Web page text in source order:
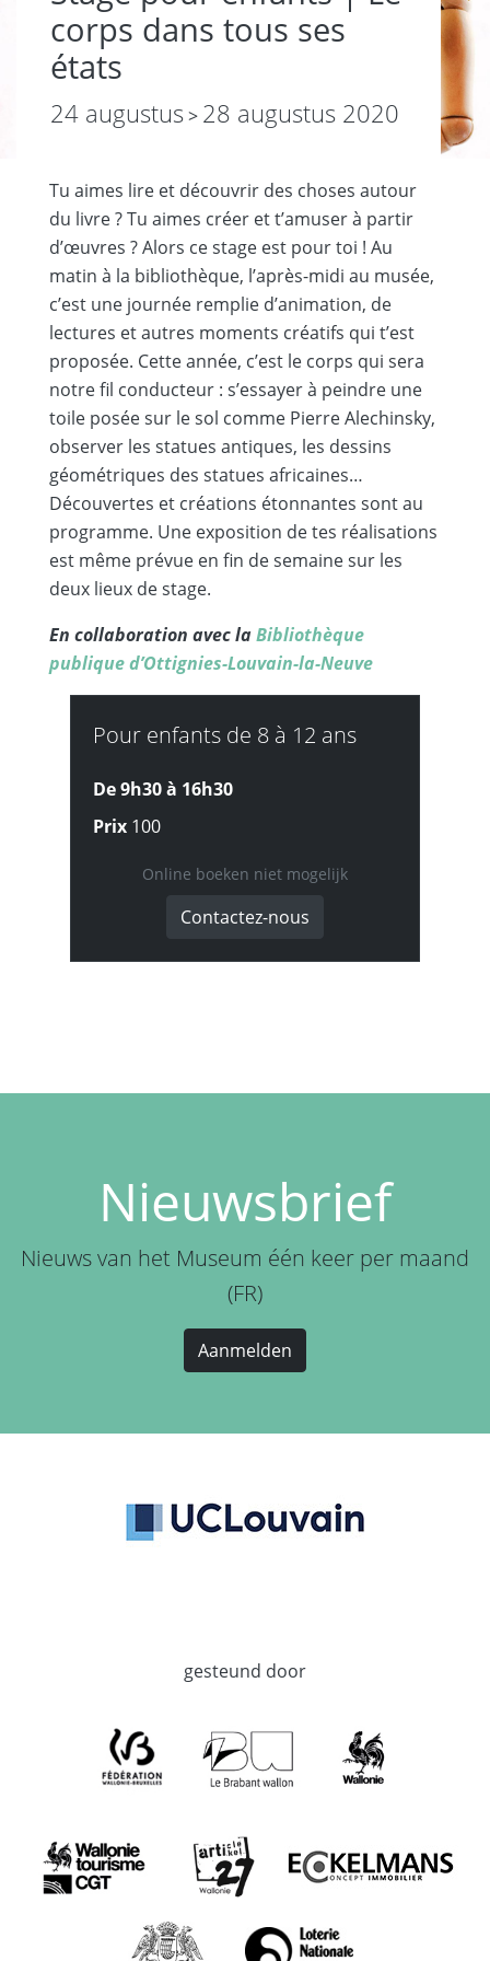
corps dans tous ses
états
24 augustus> 28 augustus 2020
Tu aimes lire et découvrir des choses autour
du livre ? Tu aimes créer et t’amuser à partir
d’œuvres ? Alors ce stage est pour toi ! Au
matin à la bibliothèque, l’après-midi au musée,
c’est une journée remplie d’animation, de
lectures et autres moments créatifs qui t’est
proposée. Cette année, c’est le corps qui sera
notre fil conducteur : s’essayer à peindre une
toile posée sur le sol comme Pierre Alechinsky,
observer les statues antiques, les dessins
géométriques des statues africaines…
Découvertes et créations étonnantes sont au
programme. Une exposition de tes réalisations
est même prévue en fin de semaine sur les
deux lieux de stage.
En collaboration avec laBibliothèque
publique d’Ottignies-Louvain-la-Neuve
Pour enfants de 8 à 12 ans
De 9h30 à 16h30
Prix 100
Online boeken niet mogelijk
Contactez-nous
Nieuwsbrief
Nieuws van het Museum één keer per maand
(FR)
Aanmelden
gesteund door